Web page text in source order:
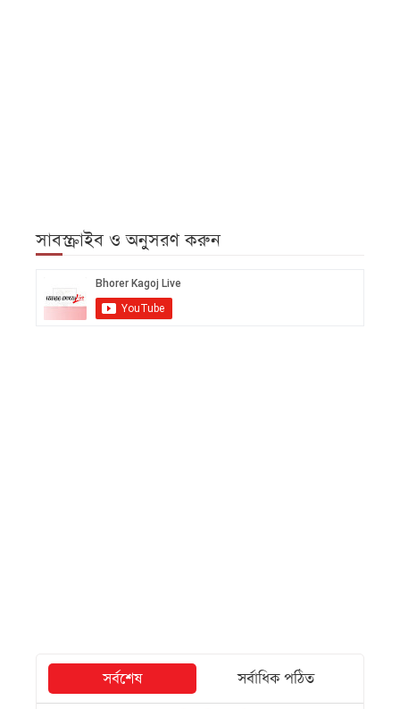
সাবস্ক্রাইব ও অনুসরণ করুন
সর্বশেষ
সর্বাধিক পঠিত